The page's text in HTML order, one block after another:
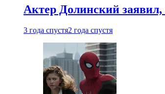
Актер Долинский заявил,
3 года спустя2 года спустя